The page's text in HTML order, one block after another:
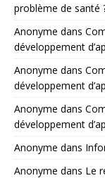
problème de santé
Anonyme dans
développement
Anonyme dans
développement
Anonyme dans
développement
Anonyme dans
Anonyme dans Le